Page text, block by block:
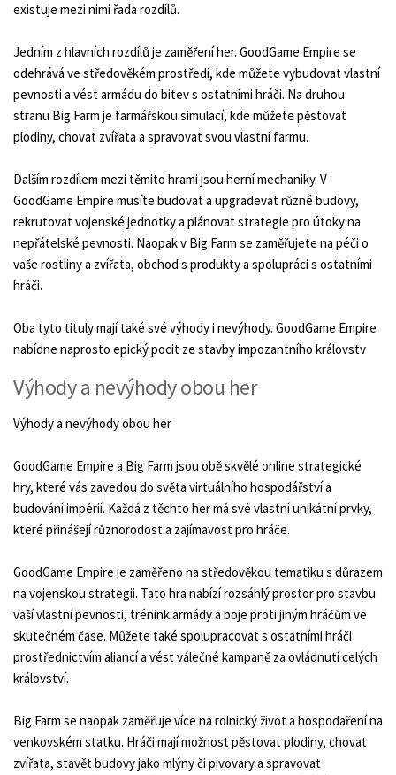
existuje mezi nimi řada rozdílů.
Jedním z hlavních rozdílů je zaměření her. GoodGame Empire se
odehrává ve středověkém prostředí, kde můžete vybudovat vlastní
pevnosti a vést armádu do bitev s ostatními hráči. Na druhou
stranu Big Farm je farmářskou simulací, kde můžete pěstovat
plodiny, chovat zvířata a spravovat svou vlastní farmu.
Dalším rozdílem mezi těmito hrami jsou herní mechaniky. V
GoodGame Empire musíte budovat a upgradevat různé budovy,
rekrutovat vojenské jednotky a plánovat strategie pro útoky na
nepřátelské pevnosti. Naopak v Big Farm se zaměřujete na péči o
vaše rostliny a zvířata, obchod s produkty a spolupráci s ostatními
hráči.
Oba tyto tituly mají také své výhody i nevýhody. GoodGame Empire
nabídne naprosto epický pocit ze stavby impozantního královstv
Výhody a nevýhody obou her
Výhody a nevýhody obou her
GoodGame Empire a Big Farm jsou obě skvělé online strategické
hry, které vás zavedou do světa virtuálního hospodářství a
budování impérií. Každá z těchto her má své vlastní unikátní prvky,
které přinášejí různorodost a zajímavost pro hráče.
GoodGame Empire je zaměřeno na středověkou tematiku s důrazem
na vojenskou strategii. Tato hra nabízí rozsáhlý prostor pro stavbu
vaší vlastní pevnosti, trénink armády a boje proti jiným hráčům ve
skutečném čase. Můžete také spolupracovat s ostatními hráči
prostřednictvím aliancí a vést válečné kampaně za ovládnutí celých
království.
Big Farm se naopak zaměřuje více na rolnický život a hospodaření na
venkovském statku. Hráči mají možnost pěstovat plodiny, chovat
zvířata, stavět budovy jako mlýny či pivovary a spravovat